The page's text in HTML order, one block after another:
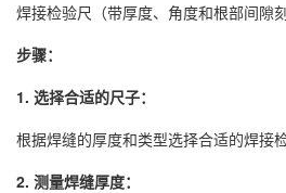
焊接检验尺（带厚度、角度和根部间隙
步骤：
1. 选择合适的尺子：
根据焊缝的厚度和类型选择合适的焊接检
2. 测量焊缝厚度：